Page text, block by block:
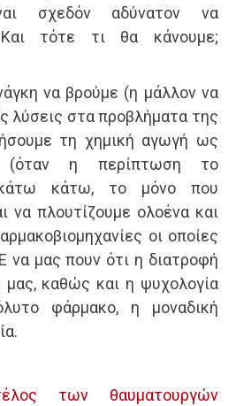
σχεδόν αδύνατον να
Και τότε τι θα κάνουμε;
να βρούμε (η μάλλον να
λύσεις στα προβλήματα της
τη χημική αγωγή ως
(όταν η περίπτωση το
κάτω κάτω, το μόνο που
να πλουτίζουμε ολοένα και
οι οποίες
να μας πουν ότι η διατροφή
καθώς και η ψυχολογία
φάρμακο, η μοναδική
των θαυματουργών